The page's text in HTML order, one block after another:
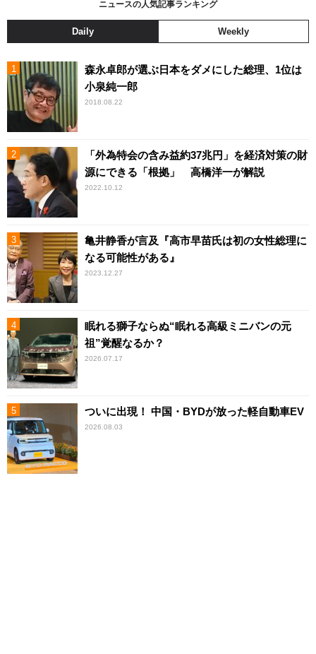
ニュースの人気記事ランキング
Daily Weekly
森永卓郎が選ぶ日本をダメにした総理、1位は
小泉純一郎
2018.08.22
「外為特会の含み益約37兆円」を経済対策の財
源にできる「根拠」 高橋洋一が解説
2022.10.12
亀井静香が言及『高市早苗氏は初の女性総理に
なる可能性がある』
2023.12.27
眠れる獅子ならぬ“眠れる高級ミニバンの元
祖”覚醒なるか？
2026.07.17
ついに出現！ 中国・BYDが放った軽自動車EV
2026.08.03